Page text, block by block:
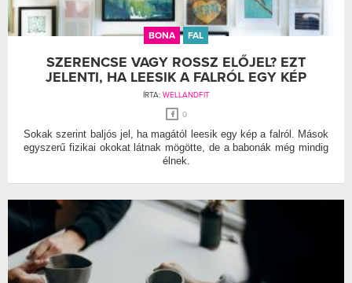
BONA FAL
SZERENCSE VAGY ROSSZ ELŐJEL? EZT
JELENTI, HA LEESIK A FALRÓL EGY KÉP
ÍRTA: WELLANDFIT
0
Sokak szerint baljós jel, ha magától leesik egy kép a falról. Mások
egyszerű fizikai okokat látnak mögötte, de a babonák még mindig
élnek.